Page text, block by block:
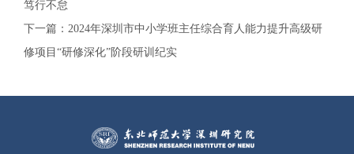
笃行不怠
下一篇： 2024年深圳市中小学班主任综合育人能力提升高级研
修项目“研修深化”阶段研训纪实